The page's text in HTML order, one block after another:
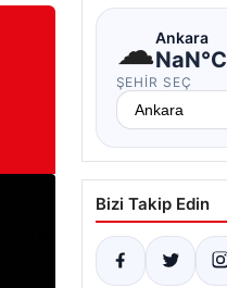
☁Ankara
NaN°C
ŞEHIR SEÇ
Bizi Takip Edin